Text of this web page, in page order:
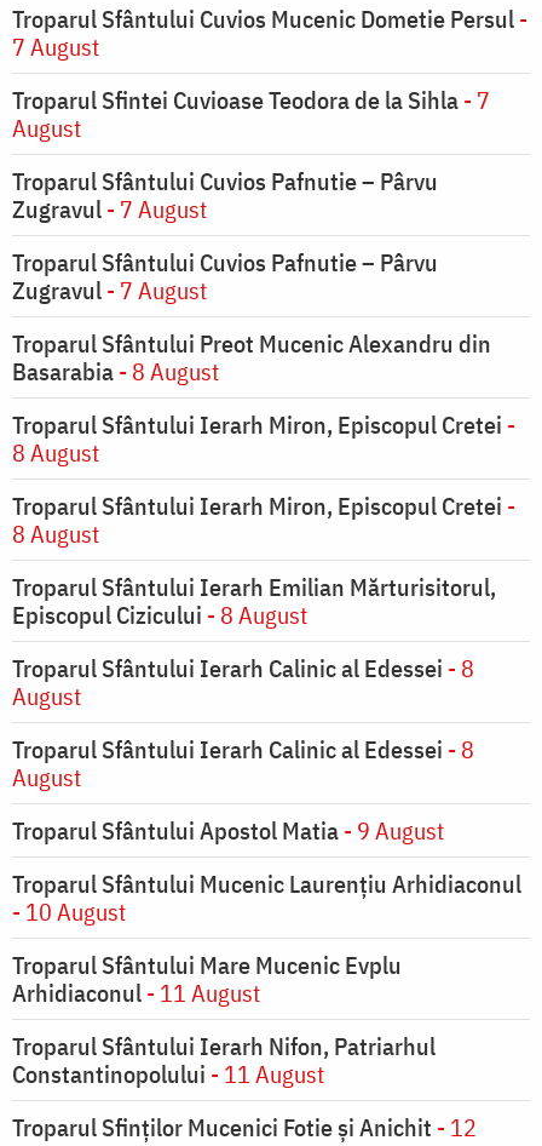
Troparul Sfântului Cuvios Mucenic Dometie Persul-
7 August
Troparul Sfintei Cuvioase Teodora de la Sihla- 7
August
Troparul Sfântului Cuvios Pafnutie – Pârvu
Zugravul- 7 August
Troparul Sfântului Cuvios Pafnutie – Pârvu
Zugravul- 7 August
Troparul Sfântului Preot Mucenic Alexandru din
Basarabia- 8 August
Troparul Sfântului Ierarh Miron, Episcopul Cretei -
8 August
Troparul Sfântului Ierarh Miron, Episcopul Cretei -
8 August
Troparul Sfântului Ierarh Emilian Mărturisitorul,
Episcopul Cizicului - 8 August
Troparul Sfântului Ierarh Calinic al Edessei - 8
August
Troparul Sfântului Ierarh Calinic al Edessei - 8
August
Troparul Sfântului Apostol Matia- 9 August
Troparul Sfântului Mucenic Laurențiu Arhidiaconul
- 10 August
Troparul Sfântului Mare Mucenic Evplu
Arhidiaconul- 11 August
Troparul Sfântului Ierarh Nifon, Patriarhul
Constantinopolului - 11 August
Troparul Sfinţilor Mucenici Fotie şi Anichit - 12